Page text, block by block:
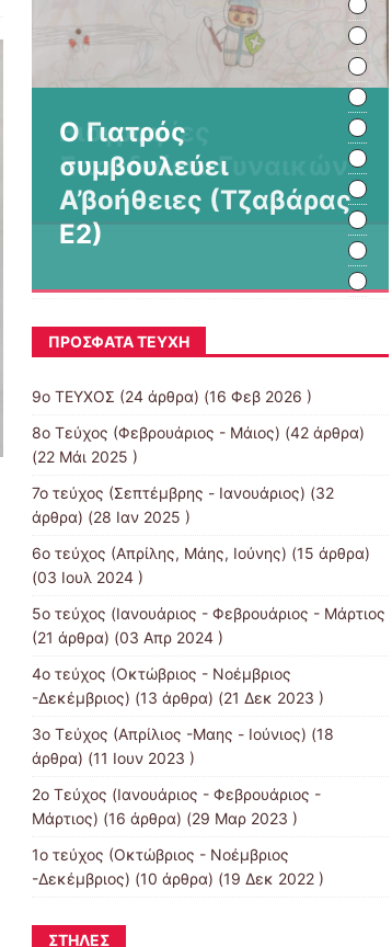
Ο Γιατρός
συμβουλεύει
Α’βοήθειες (Τζαβάρας
Ε2)
ΠΡΌΣΦΑΤΑ ΤΕΎΧΗ
9ο ΤΕΥΧΟΣ (24 άρθρα) (16 Φεβ 2026 )
8o Τεύχος (Φεβρουάριος - Μάιος) (42 άρθρα)
(22 Μάι 2025 )
7o τεύχος (Σεπτέμβρης - Ιανουάριος) (32
άρθρα) (28 Ιαν 2025 )
6ο τεύχος (Απρίλης, Μάης, Ιούνης) (15 άρθρα)
(03 Ιουλ 2024 )
5ο τεύχος (Ιανουάριος - Φεβρουάριος - Μάρτιος
(21 άρθρα) (03 Απρ 2024 )
4o τεύχος (Οκτώβριος - Νοέμβριος
-Δεκέμβριος) (13 άρθρα) (21 Δεκ 2023 )
3o Τεύχος (Απρίλιος -Μαης - Ιούνιος) (18
άρθρα) (11 Ιουν 2023 )
2o Τεύχος (Ιανουάριος - Φεβρουάριος -
Μάρτιος) (16 άρθρα) (29 Μαρ 2023 )
1ο τεύχος (Οκτώβριος - Νοέμβριος
-Δεκέμβριος) (10 άρθρα) (19 Δεκ 2022 )
ΣΤΉΛΕΣ